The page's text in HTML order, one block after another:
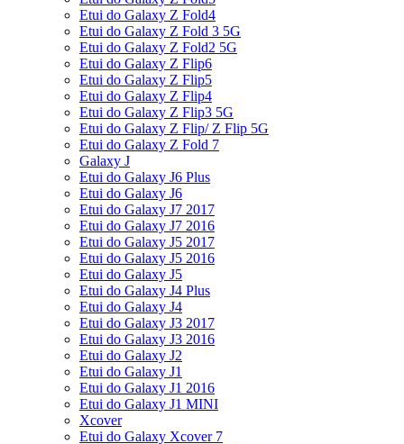
Etui do Galaxy Z Fold4
Etui do Galaxy Z Fold 3 5G
Etui do Galaxy Z Fold2 5G
Etui do Galaxy Z Flip6
Etui do Galaxy Z Flip5
Etui do Galaxy Z Flip4
Etui do Galaxy Z Flip3 5G
Etui do Galaxy Z Flip/ Z Flip 5G
Etui do Galaxy Z Fold 7
Galaxy J
Etui do Galaxy J6 Plus
Etui do Galaxy J6
Etui do Galaxy J7 2017
Etui do Galaxy J7 2016
Etui do Galaxy J5 2017
Etui do Galaxy J5 2016
Etui do Galaxy J5
Etui do Galaxy J4 Plus
Etui do Galaxy J4
Etui do Galaxy J3 2017
Etui do Galaxy J3 2016
Etui do Galaxy J2
Etui do Galaxy J1
Etui do Galaxy J1 2016
Etui do Galaxy J1 MINI
Xcover
Etui do Galaxy Xcover 7